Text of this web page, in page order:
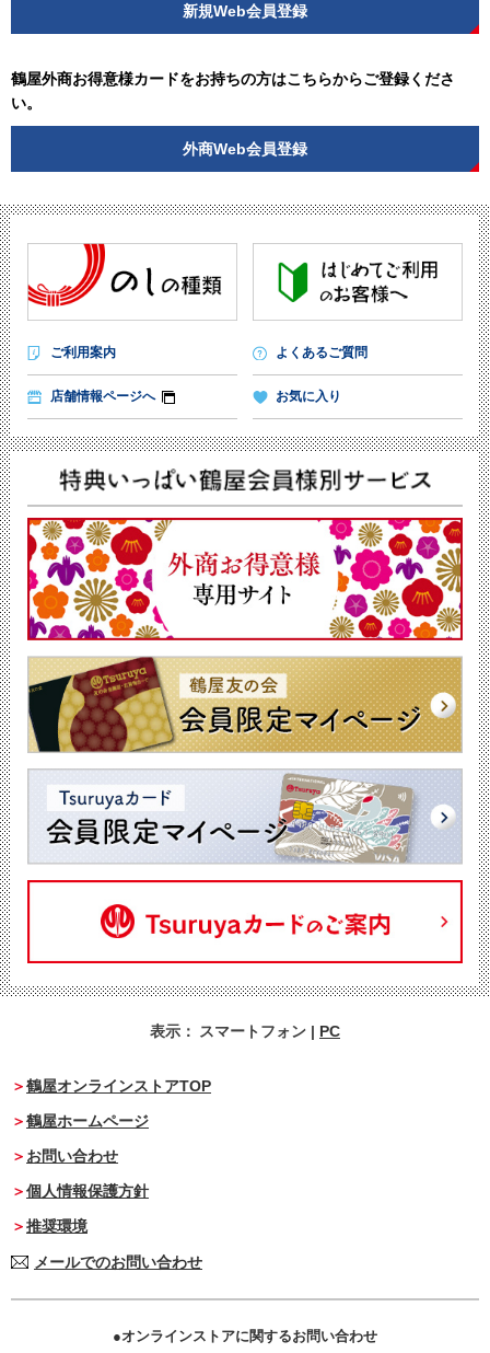
新規Web会員登録
鶴屋外商お得意様カードをお持ちの方はこちらからご登録くださ
い。
外商Web会員登録
ご利用案内 よくあるご質問
店舗情報ページへ お気に入り
表示： スマートフォン | PC
鶴屋オンラインストアTOP
鶴屋ホームページ
お問い合わせ
個人情報保護方針
推奨環境
メールでのお問い合わせ
オンラインストアに関するお問い合わせ